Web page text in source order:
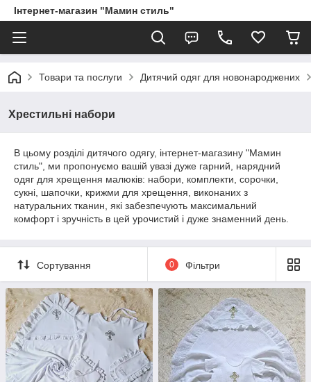
Інтернет-магазин "Мамин стиль"
Товари та послуги Дитячий одяг для новонароджених
Хрестильні набори
В цьому розділі дитячого одягу, інтернет-магазину "Мамин
стиль", ми пропонуємо вашій увазі дуже гарний, нарядний
одяг для хрещення малюків: набори, комплекти, сорочки,
сукні, шапочки, крижми для хрещення, виконаних з
натуральних тканин, які забезпечують максимальний
комфорт і зручність в цей урочистий і дуже знаменний день.
Сортування 0 Фільтри